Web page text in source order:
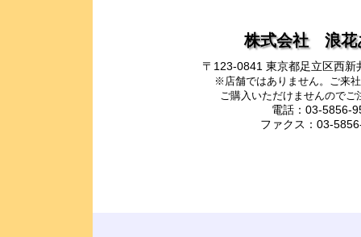
株式会社 浪花
〒123-0841 東京都足立区西新
※店舗ではありません。ご来
ご購入いただけませんのでご
電話：03-5856-
ファクス：03-